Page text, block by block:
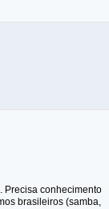
Precisa conhecimento
brasileiros (samba,